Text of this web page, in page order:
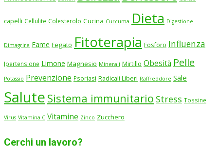
capelli Cellulite Colesterolo Cucina Curcuma Dieta Digestione
Dimagrire Fame Fegato Fitoterapia Fosforo Influenza
Ipertensione Limone Magnesio Minerali Mirtillo Obesità Pelle
Potassio Prevenzione Psoriasi Radicali Liberi Raffreddore Sale
Salute Sistema immunitario Stress Tossine
Virus Vitamina C Vitamine Zinco Zucchero
Cerchi un lavoro?